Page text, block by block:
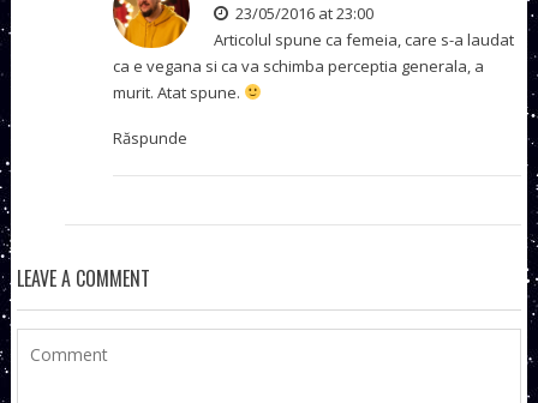
23/05/2016 at 23:00
Articolul spune ca femeia, care s-a laudat
ca e vegana si ca va schimba perceptia generala, a
murit. Atat spune.
Răspunde
LEAVE A COMMENT